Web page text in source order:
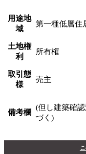
用途地
域
第一種低層住
土地権
利
所有権
取引態
様
売主
備考欄
(但し建築確
づく)